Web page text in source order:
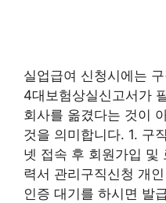
실업급여 신청시에는
4대보험상실신고서가
회사를 옮겼다는 것이
것을 의미합니다. 1. 구
넷 접속 후 회원가입 및
력서 관리구직신청 개
인증 대기를 하시면 발